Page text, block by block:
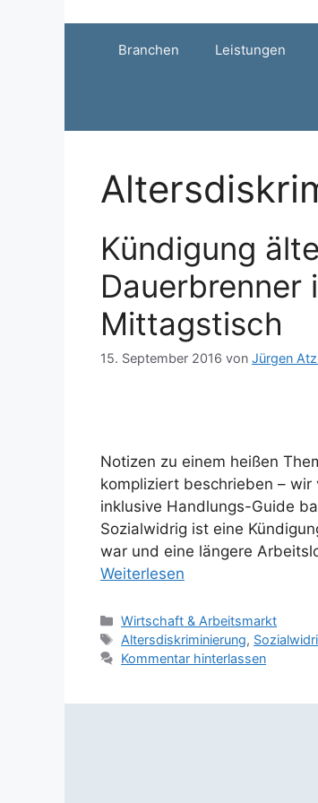
Branchen Leistungen
Kündigung
Dauerbrenner
Mittagstisch
15. September 2016 von Jürgen
Notizen zu einem heißen
kompliziert beschrieben –
inklusive Handlungs-Guide
Sozialwidrig ist eine
war und eine längere
Weiterlesen
Kategorien
Wirtschaft & Arbeitsmarkt
Schlagwörter
Altersdiskriminierung,
Kommentar hinterlassen